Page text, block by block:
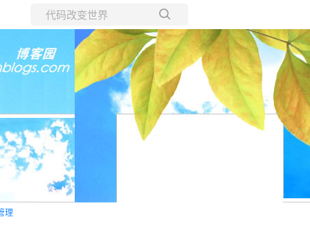
所有博客
当前博客
理